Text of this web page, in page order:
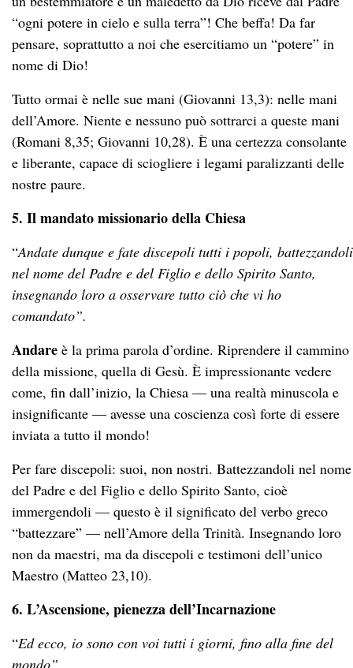
“ogni potere in cielo e sulla terra”! Che beffa! Da far
pensare, soprattutto a noi che esercitiamo un “potere” in
nome di Dio!
Tutto ormai è nelle sue mani (Giovanni 13,3): nelle mani
dell’Amore. Niente e nessuno può sottrarci a queste mani
(Romani 8,35; Giovanni 10,28). È una certezza consolante
e liberante, capace di sciogliere i legami paralizzanti delle
nostre paure.
5. Il mandato missionario della Chiesa
“Andate dunque e fate discepoli tutti i popoli, battezzandoli
nel nome del Padre e del Figlio e dello Spirito Santo,
insegnando loro a osservare tutto ciò che vi ho
comandato”.
Andare è la prima parola d’ordine. Riprendere il cammino
della missione, quella di Gesù. È impressionante vedere
come, fin dall’inizio, la Chiesa — una realtà minuscola e
insignificante — avesse una coscienza così forte di essere
inviata a tutto il mondo!
Per fare discepoli: suoi, non nostri. Battezzandoli nel nome
del Padre e del Figlio e dello Spirito Santo, cioè
immergendoli — questo è il significato del verbo greco
“battezzare” — nell’Amore della Trinità. Insegnando loro
non da maestri, ma da discepoli e testimoni dell’unico
Maestro (Matteo 23,10).
6. L’Ascensione, pienezza dell’Incarnazione
“Ed ecco, io sono con voi tutti i giorni, fino alla fine del
mondo”.